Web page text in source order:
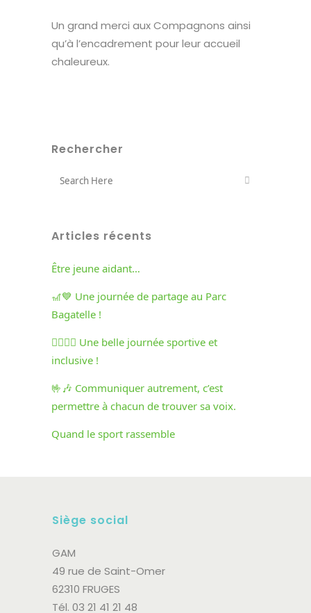
Un grand merci aux Compagnons ainsi
qu’à l’encadrement pour leur accueil
chaleureux.
Rechercher
Articles récents
Être jeune aidant…
🎢💙 Une journée de partage au Parc
Bagatelle !
🏃‍♀️🏃‍♂️ Une belle journée sportive et
inclusive !
🤟🎶 Communiquer autrement, c’est
permettre à chacun de trouver sa voix.
Quand le sport rassemble
Siège social
GAM
49 rue de Saint-Omer
62310 FRUGES
Tél. 03 21 41 21 48